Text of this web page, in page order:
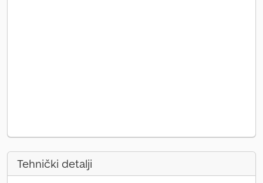
Tehnički detalji